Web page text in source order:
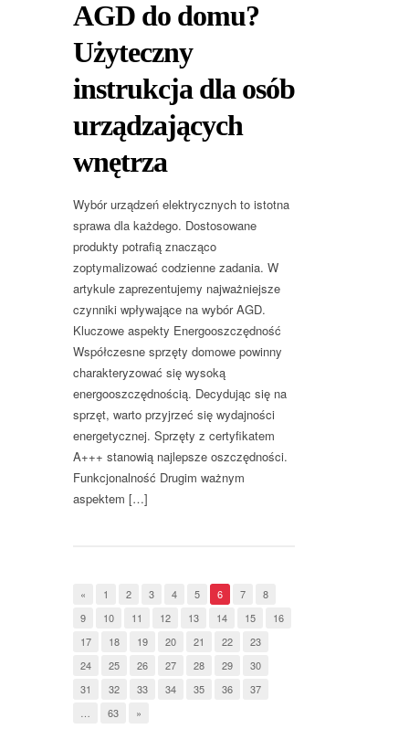
AGD do domu?
Użyteczny
instrukcja dla osób
urządzających
wnętrza
Wybór urządzeń elektrycznych to istotna
sprawa dla każdego. Dostosowane
produkty potrafią znacząco
zoptymalizować codzienne zadania. W
artykule zaprezentujemy najważniejsze
czynniki wpływające na wybór AGD.
Kluczowe aspekty Energooszczędność
Współczesne sprzęty domowe powinny
charakteryzować się wysoką
energooszczędnością. Decydując się na
sprzęt, warto przyjrzeć się wydajności
energetycznej. Sprzęty z certyfikatem
A+++ stanowią najlepsze oszczędności.
Funkcjonalność Drugim ważnym
aspektem […]
« 1 2 3 4 5 6 7
8
9
10 11 12 13 14 15
16
17
18 19 20 21 22
23
24
25 26 27 28 29
30
31
32 33 34 35 36
37
63 »